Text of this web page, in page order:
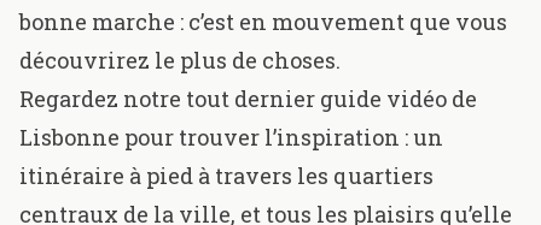
bonne marche : c’est en mouvement que vous
découvrirez le plus de choses.
Regardez notre tout dernier guide vidéo de
Lisbonne pour trouver l’inspiration : un
itinéraire à pied à travers les quartiers
centraux de la ville, et tous les plaisirs qu’elle